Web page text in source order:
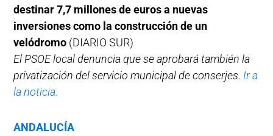
destinar 7,7 millones de euros a nuevas
inversiones como la construcción de un
velódromo (DIARIO SUR)
El PSOE local denuncia que se aprobará también la
privatización del servicio municipal de conserjes. Ir a
la noticia.
ANDALUCÍA